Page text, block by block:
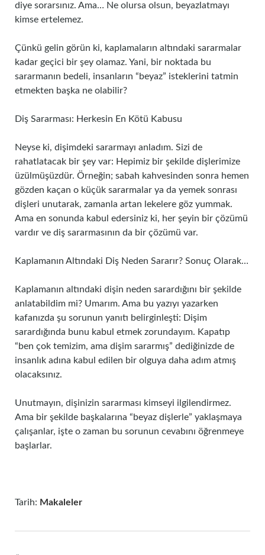
diye sorarsınız. Ama… Ne olursa olsun, beyazlatmayı
kimse ertelemez.
Çünkü gelin görün ki, kaplamaların altındaki sararmalar
kadar geçici bir şey olamaz. Yani, bir noktada bu
sararmanın bedeli, insanların “beyaz” isteklerini tatmin
etmekten başka ne olabilir?
Diş Sararması: Herkesin En Kötü Kabusu
Neyse ki, dişimdeki sararmayı anladım. Sizi de
rahatlatacak bir şey var: Hepimiz bir şekilde dişlerimize
üzülmüşüzdür. Örneğin; sabah kahvesinden sonra hemen
gözden kaçan o küçük sararmalar ya da yemek sonrası
dişleri unutarak, zamanla artan lekelere göz yummak.
Ama en sonunda kabul edersiniz ki, her şeyin bir çözümü
vardır ve diş sararmasının da bir çözümü var.
Kaplamanın Altındaki Diş Neden Sararır? Sonuç Olarak…
Kaplamanın altındaki dişin neden sarardığını bir şekilde
anlatabildim mi? Umarım. Ama bu yazıyı yazarken
kafanızda şu sorunun yanıtı belirginleşti: Dişim
sarardığında bunu kabul etmek zorundayım. Kapatıp
“ben çok temizim, ama dişim sararmış” dediğinizde de
insanlık adına kabul edilen bir olguya daha adım atmış
olacaksınız.
Unutmayın, dişinizin sararması kimseyi ilgilendirmez.
Ama bir şekilde başkalarına “beyaz dişlerle” yaklaşmaya
çalışanlar, işte o zaman bu sorunun cevabını öğrenmeye
başlarlar.
Tarih: Makaleler